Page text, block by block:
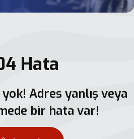
Hata
Adres yanlış veya
bir hata var!